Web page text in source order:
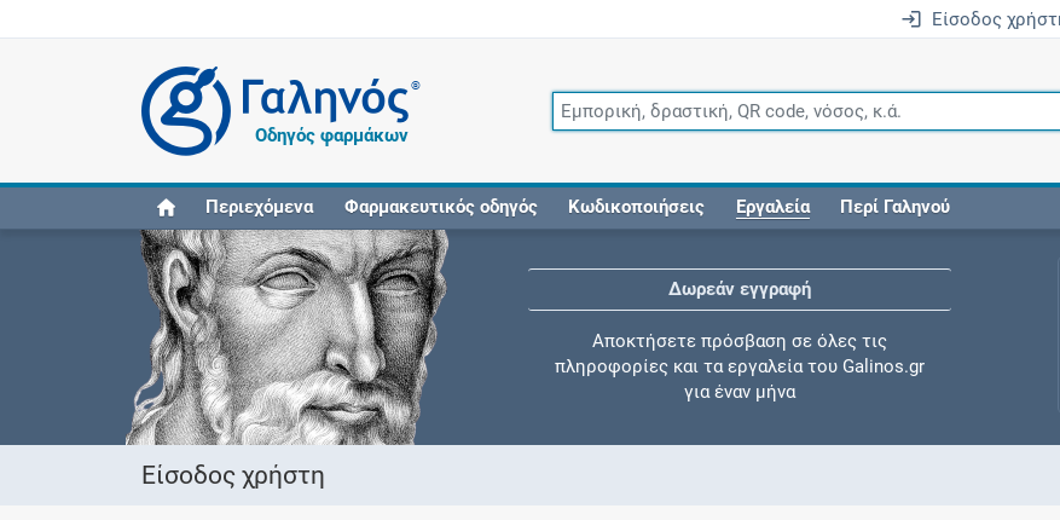
Είσοδος
®
Οδηγός φαρμάκων
Περιεχόμενα Φαρμακευτικός οδηγός Κωδικοποιήσεις Εργαλεία Περί Γαληνού
Δωρεάν εγγραφή
Αποκτήσετε πρόσβαση σε όλες τις
πληροφορίες και τα εργαλεία του Galinos.gr
για έναν μήνα
Είσοδος χρήστη